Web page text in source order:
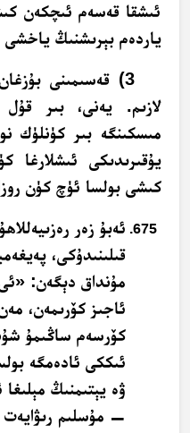
ئىشقا قەسەم ئىچكەن
ياردەم بېرىشنىڭ ياخشى
3) قەسىمىنى
لازىم. يەنى، بىر
مىسكىنگە بىر كۈنلۈك
يۇقىرىدىكى ئىشلارغا
كىشى بولسا ئۈچ كۈن
ئەبۇ زەر
قىلىنىدۇكى،
مۇنداق دېگەن:
ئاجىز كۆرىمەن،
كۆرسەم ساڭىمۇ
ئىككى ئادەمگە
ۋە يېتىمنىڭ
— مۇسلىم رىۋايەت